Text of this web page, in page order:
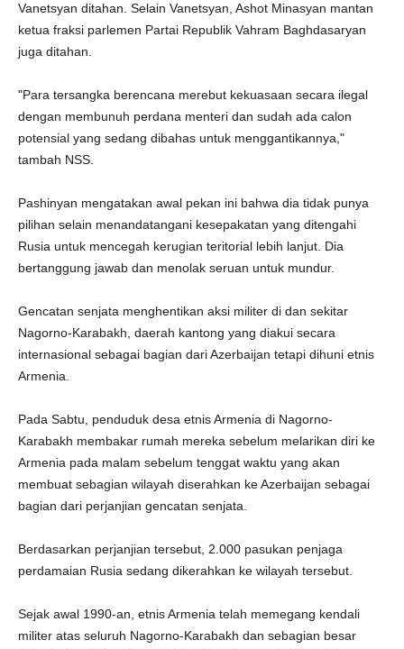
Vanetsyan ditahan. Selain Vanetsyan, Ashot Minasyan mantan
ketua fraksi parlemen Partai Republik Vahram Baghdasaryan
juga ditahan.
"Para tersangka berencana merebut kekuasaan secara ilegal
dengan membunuh perdana menteri dan sudah ada calon
potensial yang sedang dibahas untuk menggantikannya,"
tambah NSS.
Pashinyan mengatakan awal pekan ini bahwa dia tidak punya
pilihan selain menandatangani kesepakatan yang ditengahi
Rusia untuk mencegah kerugian teritorial lebih lanjut. Dia
bertanggung jawab dan menolak seruan untuk mundur.
Gencatan senjata menghentikan aksi militer di dan sekitar
Nagorno-Karabakh, daerah kantong yang diakui secara
internasional sebagai bagian dari Azerbaijan tetapi dihuni etnis
Armenia.
Pada Sabtu, penduduk desa etnis Armenia di Nagorno-
Karabakh membakar rumah mereka sebelum melarikan diri ke
Armenia pada malam sebelum tenggat waktu yang akan
membuat sebagian wilayah diserahkan ke Azerbaijan sebagai
bagian dari perjanjian gencatan senjata.
Berdasarkan perjanjian tersebut, 2.000 pasukan penjaga
perdamaian Rusia sedang dikerahkan ke wilayah tersebut.
Sejak awal 1990-an, etnis Armenia telah memegang kendali
militer atas seluruh Nagorno-Karabakh dan sebagian besar